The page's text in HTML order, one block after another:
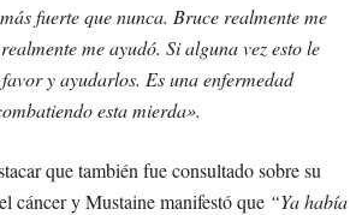
fuerte que nunca. Bruce realmente me
me ayudó. Si alguna vez esto le
y ayudarlos. Es una enfermedad
esta mierda».
que también fue consultado sobre su
cáncer y Mustaine manifestó que “Ya había